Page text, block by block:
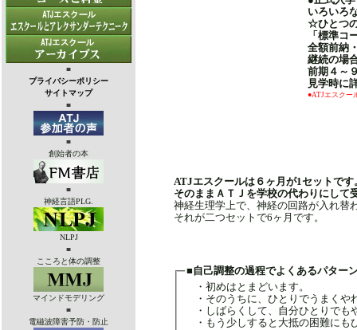
■
プライバシーポリシー
サイトマップ
■
■
創始者の本
■
神経言語PLG.
NLPJ
■
こころと体の調整
マインドモデリング
■
電磁波障害予防・防止
いろいろ
☆ひとつ
「標準コ
全額前納
継続の場
前期４～
見学時に
●ATJエスクー
ATJエスクールは６ヶ月が1セットで
そのままＡＴＪを学校の代わりにし
神経生理学上で、神経の回路が入れ替
それが二つセットで6ヶ月です。
■自己調整の過程でよくあるパター
・初めはとまどいます。
・そのうちに、ひとりでうまくや
・しばらくして、自分ひとりでも
・もう少しすると大抵の困難にも